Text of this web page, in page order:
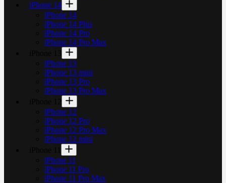
iPhone 14
iPhone 14
iPhone 14 Plus
iPhone 14 Pro
iPhone 14 Pro Max
iPhone 13
iPhone 13 mini
iPhone 13 Pro
iPhone 13 Pro Max
iPhone 12
iPhone 12 Pro
iPhone 12 Pro Max
iPhone 12 mini
iPhone 11
iPhone 11 Pro
iPhone 11 Pro Max